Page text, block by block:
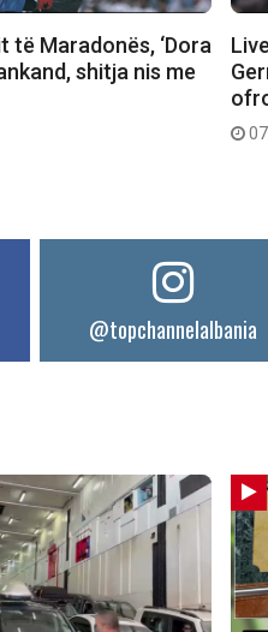
të Maradonës, ‘Dora
shitja nis me
@topchannelalbania